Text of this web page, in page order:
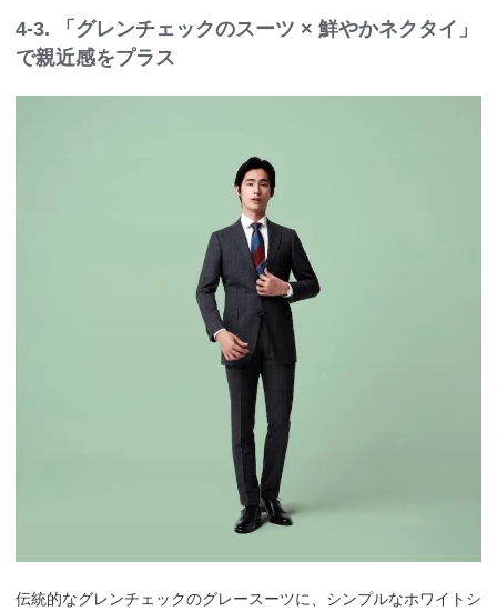
4-3. 「グレンチェックのスーツ × 鮮やかネクタイ」
で親近感をプラス
伝統的なグレンチェックのグレースーツに、シンプルなホワイトシ